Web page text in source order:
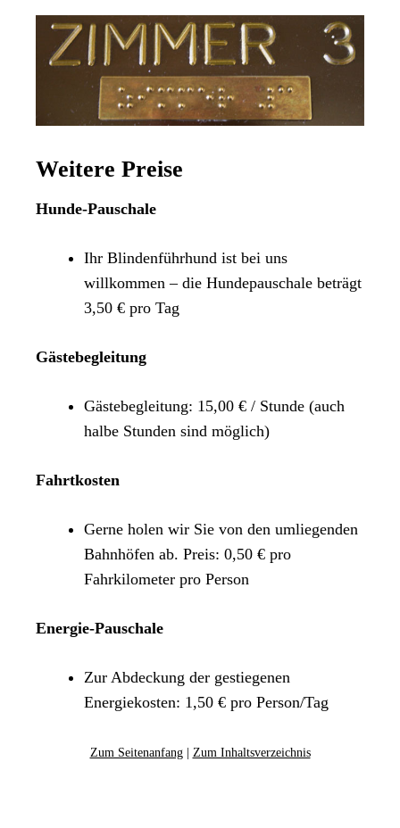
Weitere Preise
Hunde-Pauschale
Ihr Blindenführhund ist bei uns
willkommen – die Hundepauschale beträgt
3,50 € pro Tag
Gästebegleitung
Gästebegleitung: 15,00 € / Stunde (auch
halbe Stunden sind möglich)
Fahrtkosten
Gerne holen wir Sie von den umliegenden
Bahnhöfen ab. Preis: 0,50 € pro
Fahrkilometer pro Person
Energie-Pauschale
Zur Abdeckung der gestiegenen
Energiekosten: 1,50 € pro Person/Tag
Zum Seitenanfang| Zum Inhaltsverzeichnis